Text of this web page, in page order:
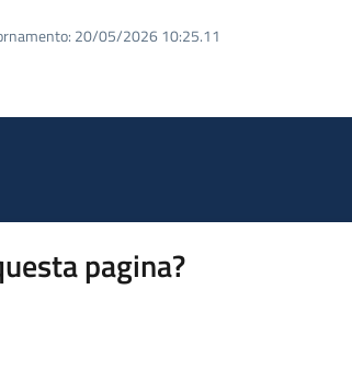
20/05/2026 10:25.11
pagina?